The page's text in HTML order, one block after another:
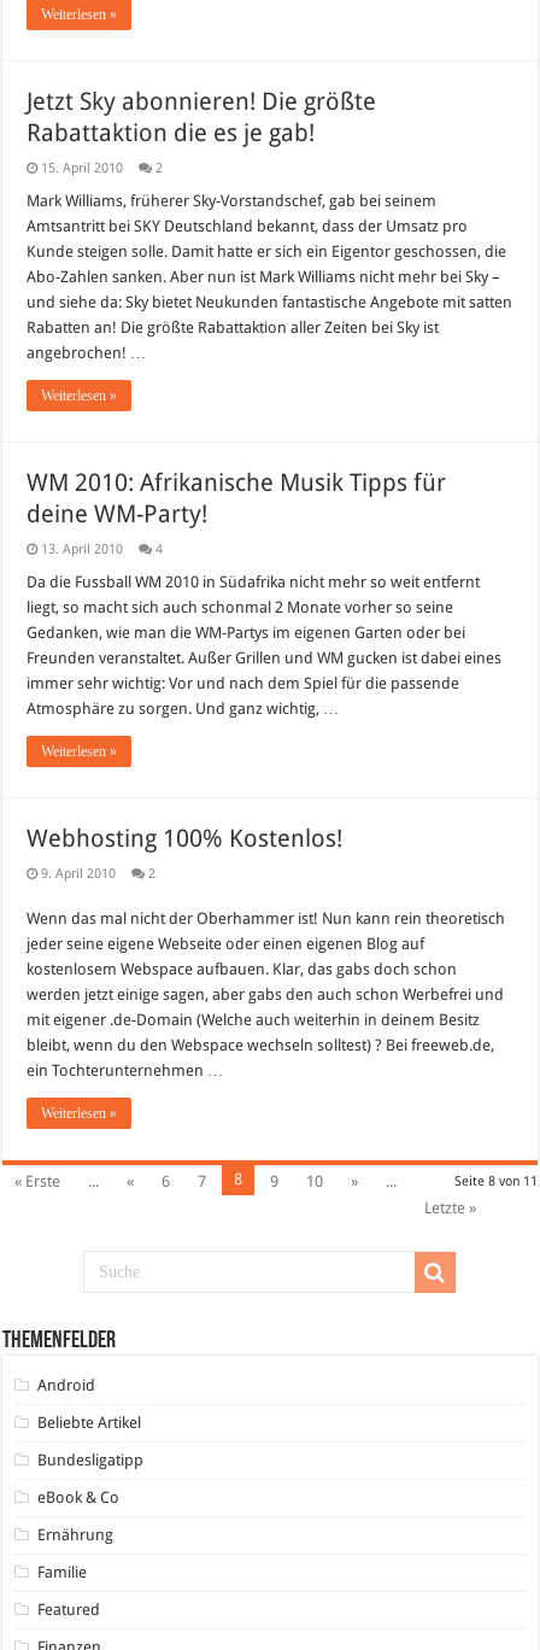
Weiterlesen »
Jetzt Sky abonnieren! Die größte
Rabattaktion die es je gab!
15. April 2010 2
Mark Williams, früherer Sky-Vorstandschef, gab bei seinem
Amtsantritt bei SKY Deutschland bekannt, dass der Umsatz pro
Kunde steigen solle. Damit hatte er sich ein Eigentor geschossen, die
Abo-Zahlen sanken. Aber nun ist Mark Williams nicht mehr bei Sky –
und siehe da: Sky bietet Neukunden fantastische Angebote mit satten
Rabatten an! Die größte Rabattaktion aller Zeiten bei Sky ist
angebrochen! …
Weiterlesen »
WM 2010: Afrikanische Musik Tipps für
deine WM-Party!
13. April 2010 4
Da die Fussball WM 2010 in Südafrika nicht mehr so weit entfernt
liegt, so macht sich auch schonmal 2 Monate vorher so seine
Gedanken, wie man die WM-Partys im eigenen Garten oder bei
Freunden veranstaltet. Außer Grillen und WM gucken ist dabei eines
immer sehr wichtig: Vor und nach dem Spiel für die passende
Atmosphäre zu sorgen. Und ganz wichtig, …
Weiterlesen »
Webhosting 100% Kostenlos!
9. April 2010 2
Wenn das mal nicht der Oberhammer ist! Nun kann rein theoretisch
jeder seine eigene Webseite oder einen eigenen Blog auf
kostenlosem Webspace aufbauen. Klar, das gabs doch schon
werden jetzt einige sagen, aber gabs den auch schon Werbefrei und
mit eigener .de-Domain (Welche auch weiterhin in deinem Besitz
bleibt, wenn du den Webspace wechseln solltest) ? Bei freeweb.de,
ein Tochterunternehmen …
Weiterlesen »
Seite 8 von 11
« Erste ... « 6 7 8 9 10 »
...
Letzte »
Themenfelder
Android
Beliebte Artikel
Bundesligatipp
eBook & Co
Ernährung
Familie
Featured